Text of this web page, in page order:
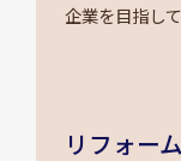
企業を目指し
リフォー